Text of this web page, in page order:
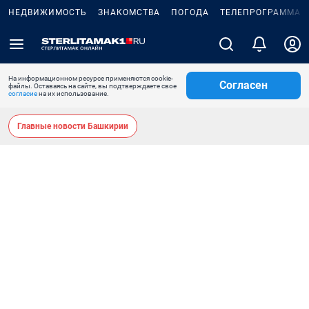
НЕДВИЖИМОСТЬ ЗНАКОМСТВА ПОГОДА ТЕЛЕПРОГРАММА
На информационном ресурсе применяются cookie-
файлы. Оставаясь на сайте, вы подтверждаете свое
согласиена их использование.
Согласен
Главные новости Башкирии